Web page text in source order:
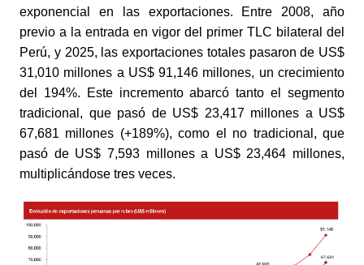
exponencial en las exportaciones. Entre 2008, año
previo a la entrada en vigor del primer TLC bilateral del
Perú, y 2025, las exportaciones totales pasaron de US$
31,010 millones a US$ 91,146 millones, un crecimiento
del 194%. Este incremento abarcó tanto el segmento
tradicional, que pasó de US$ 23,417 millones a US$
67,681 millones (+189%), como el no tradicional, que
pasó de US$ 7,593 millones a US$ 23,464 millones,
multiplicándose tres veces.